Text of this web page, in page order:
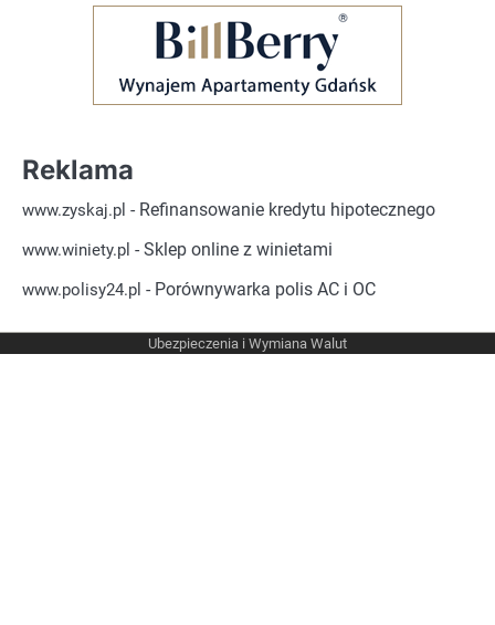
Reklama
www.zyskaj.pl - Refinansowanie kredytu hipotecznego
www.winiety.pl - Sklep online z winietami
www.polisy24.pl - Porównywarka polis AC i OC
Ubezpieczenia i Wymiana Walut